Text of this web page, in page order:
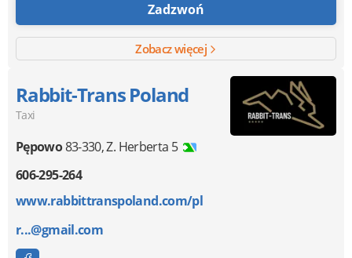
Zadzwoń
Zobacz więcej
Rabbit-Trans Poland
Taxi
Pępowo83-330,Z. Herberta 5
606-295-264
www.rabbittranspoland.com/pl
r...@gmail.com